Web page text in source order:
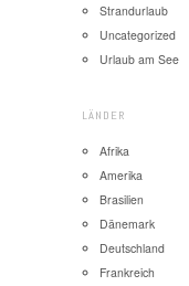
Strandurlaub
Uncategorized
Urlaub am See
LÄNDER
Afrika
Amerika
Brasilien
Dänemark
Deutschland
Frankreich